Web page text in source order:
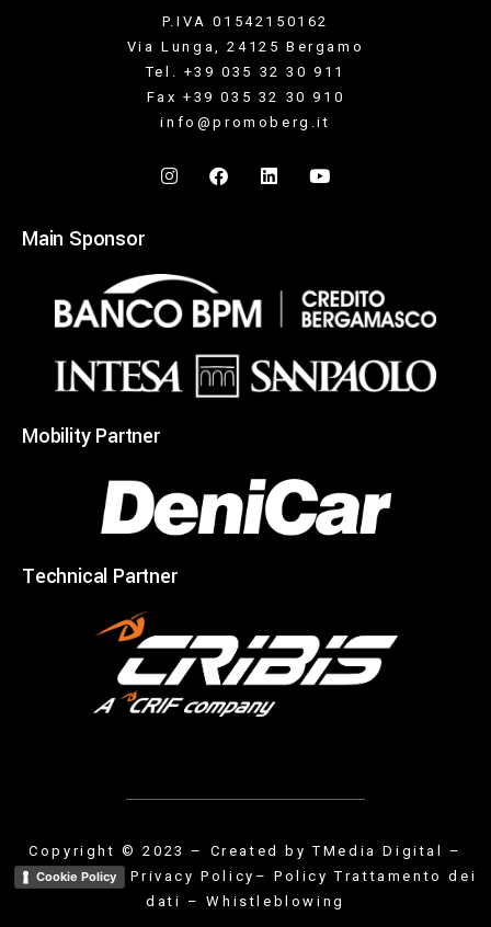
P.IVA 01542150162
Via Lunga, 24125 Bergamo
Tel. +39 035 32 30 911
Fax +39 035 32 30 910
info@promoberg.it
Main Sponsor
Mobility Partner
Technical Partner
Copyright © 2023 – Created byTMedia Digital –
Cookie Policy Privacy Policy – Policy Trattamento dei
dati –Whistleblowing